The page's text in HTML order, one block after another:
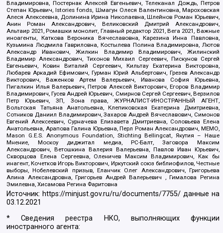
Владимировна, Постернак Алексей Евгеньевич, Телеканал Дождь, Петров
Степан Юрьевич, Istories fonds, Шмагун Олеся Валентиновна, Мароховская
Алеся Алексеевна, Долинина Ирина Николаевна, Шлейнов Роман Юрьевич,
Анин Роман Александрович, Великовский Дмитрий Александрович,
Альтаир 2021, Ромашки монолит, Главный редактор 2021, Вега 2021, Важные
иноагенты, Каткова Вероника Вячеславовна, Карезина Инна Павловна,
Кузьмина Людмила Гавриловна, Костылева Полина Владимировна, Лютов
Александр Иванович, Жилкин Владимир Владимирович, Жилинский
Владимир Александрович, Тихонов Михаил Сергеевич, Пискунов Сергей
Евгеньевич, Ковин Виталий Сергеевич, Кильтау Екатерина Викторовна,
Любарев Аркадий Ефимович, Гурман Юрий Альбертович, Грезев Александр
Викторович, Важенков Артем Валерьевич, Иванова София Юрьевна,
Пигалкин Илья Валерьевич, Петров Алексей Викторович, Егоров Владимир
Владимирович, Гусев Андрей Юрьевич, Смирнов Сергей Сергеевич, Верзилов
Петр Юрьевич, ЗП, Зона права, ЖУРНАЛИСТ-ИНОСТРАННЫЙ АГЕНТ,
Вольтская Татьяна Анатольевна, Клепиковская Екатерина Дмитриевна,
Сотников Даниил Владимирович, Захаров Андрей Вячеславович, Симонов
Евгений Алексеевич, Сурначева Елизавета Дмитриевна, Соловьева Елена
Анатольевна, Арапова Галина Юрьевна, Перл Роман Александрович, МЕМО,
Mason G.E.S. Anonymous Foundation, Stichting Bellingcat, Якутия – Наше
Мнение, Москоу диджитал медиа, РС-Балт, Заговора Максим
Александрович, Ветошкина Валерия Валерьевна, Павлов Иван Юрьевич,
Скворцова Елена Сергеевна, Оленичев Максим Владимирович, Как бы
инагент, Кочетков Игорь Викторович, Иркутский союз библиофилов, Честные
выборы, Нобелевский призыв, Еланчик Олег Александрович, Григорьева
Алина Александровна, Григорьев Андрей Валерьевич , Гималова Регина
Эмилевна, Хисамова Регина Фаритовна
Источник: https://minjust.gov.ru/ru/documents/7755/ данные на
03.12.2021
* Сведения реестра НКО, выполняющих функции
иностранного агента: